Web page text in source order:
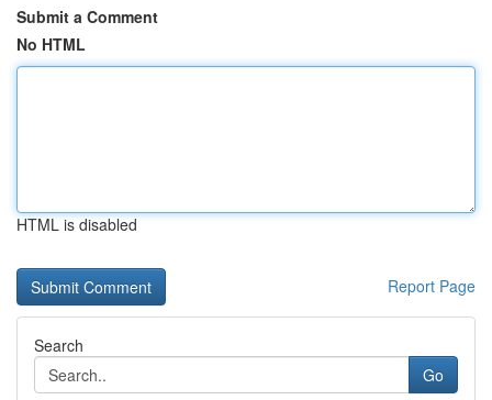
Submit a Comment
No HTML
HTML is disabled
Report Page
Search
Go